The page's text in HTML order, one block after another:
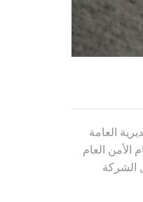
العامة
الأمن العام
الشركة